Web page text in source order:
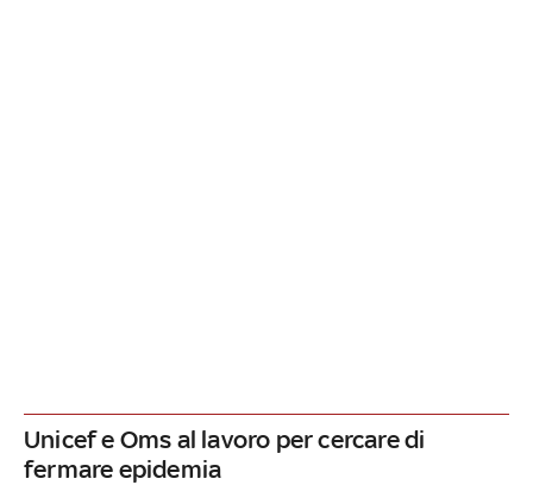
Unicef e Oms al lavoro per cercare di
fermare epidemia